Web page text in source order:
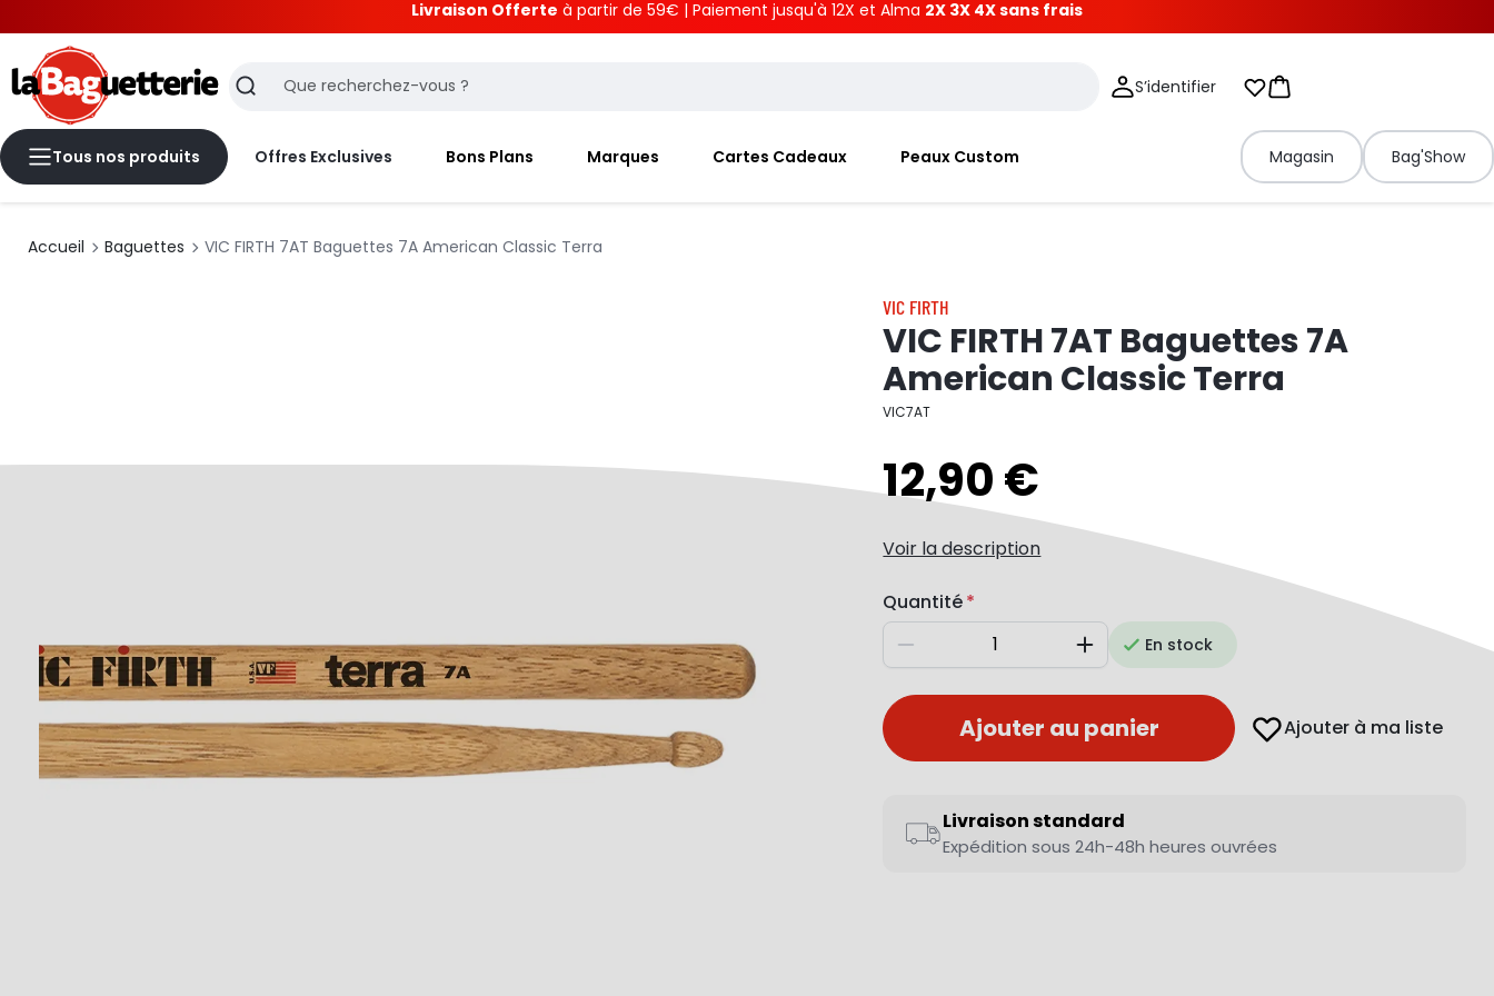
Livraison Offerte à partir de 59€ | Paiement jusqu'à 12X et Alma 2X 3X 4X sans frais
Recherche S’identifier Mes listes d'envies
Panier
Tous nos produits Offres Exclusives Bons Plans Marques Cartes Cadeaux Peaux Custom Magasin Bag'Show
Accueil Baguettes VIC FIRTH 7AT Baguettes 7A American Classic Terra
VIC FIRTH
VIC FIRTH 7AT Baguettes 7A
American Classic Terra
VIC7AT
12,90 €
Voir la description
Quantité
Diminuer AugmenterEn stock
Ajouter au panier Ajouter à ma liste
Livraison standard
Expédition sous 24h-48h heures ouvrées